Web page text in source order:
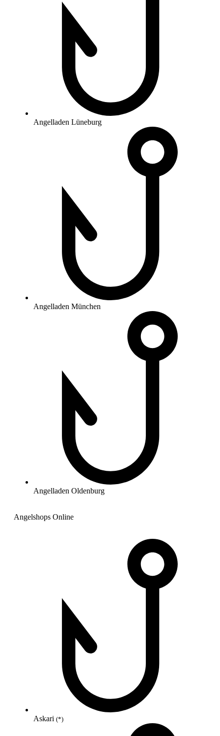
Angelladen Lüneburg
Angelladen München
Angelladen Oldenburg
Angelshops Online
Askari (*)